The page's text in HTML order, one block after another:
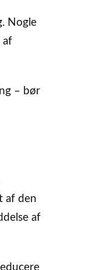
Nogle
af
– bør
af den
af